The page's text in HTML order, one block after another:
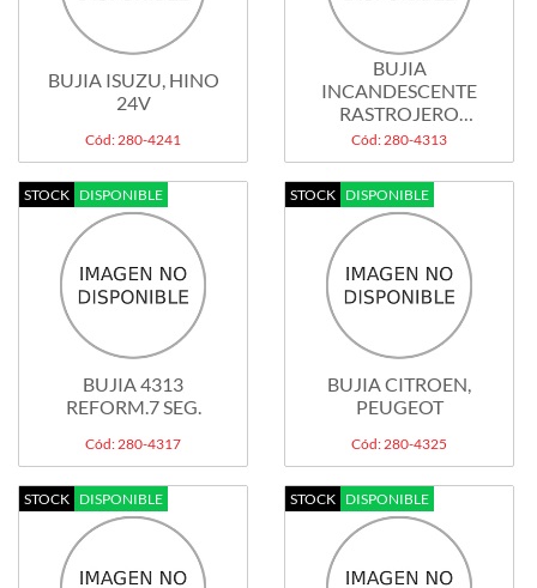
BUJIA ISUZU, HINO
24V
Cód: 280-4241
BUJIA
INCANDESCENTE
RASTROJERO
INDENOR BORWAR...
Cód: 280-4313
STOCK DISPONIBLE
BUJIA 4313
REFORM.7 SEG.
Cód: 280-4317
STOCK DISPONIBLE
BUJIA CITROEN,
PEUGEOT
Cód: 280-4325
STOCK DISPONIBLE STOCK DISPONIBLE